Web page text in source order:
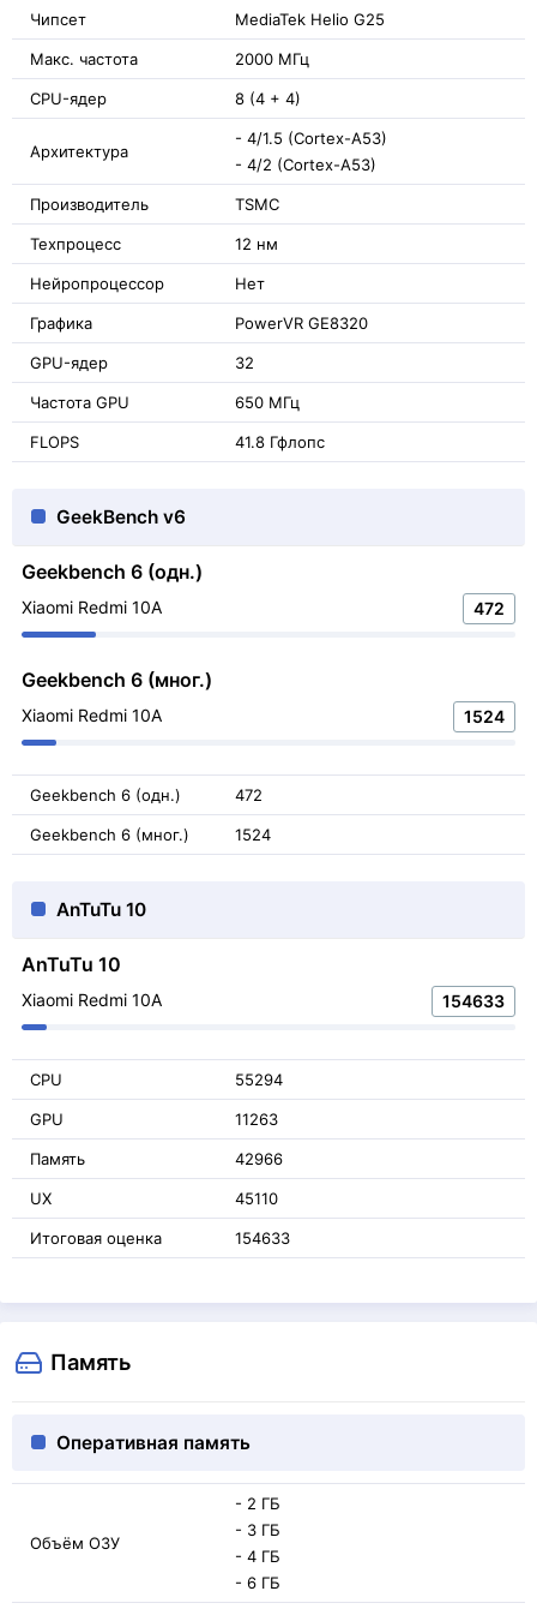
Чипсет MediaTek Helio G25
Макс. частота 2000 МГц
CPU-ядер 8 (4 + 4)
Архитектура
- 4/1.5 (Cortex-A53)
- 4/2 (Cortex-A53)
Производитель TSMC
Техпроцесс 12 нм
Нейропроцессор Нет
Графика PowerVR GE8320
GPU-ядер 32
Частота GPU 650 МГц
FLOPS 41.8 Гфлопс
GeekBench v6
Geekbench 6 (одн.)
Xiaomi Redmi 10A 472
Geekbench 6 (мног.)
Xiaomi Redmi 10A 1524
Geekbench 6 (одн.) 472
Geekbench 6 (мног.) 1524
AnTuTu 10
AnTuTu 10
Xiaomi Redmi 10A 154633
CPU 55294
GPU 11263
Память 42966
UX 45110
Итоговая оценка 154633
Память
Оперативная память
Объём ОЗУ
- 2 ГБ
- 3 ГБ
- 4 ГБ
- 6 ГБ